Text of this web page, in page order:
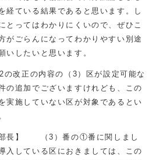
経ている結果であると思います。し
とってはわかりにくいので、ぜひこ
がごらんになってわかりやすい別途
いしたいと思います。
改正の内容の（3）区が設定可能な
の追加でございますけれども、この
実施していない区が対象であるとい
部長】 （3）番の①番に関しまし
入している区におきましては、この